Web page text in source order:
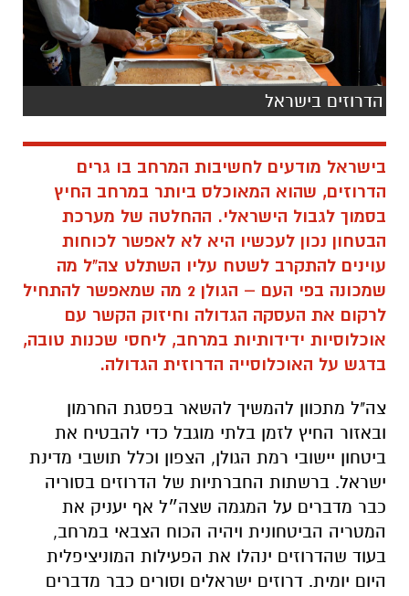
הדרוזים בישראל
בישראל מודעים לחשיבות המרחב בו גרים
הדרוזים, שהוא המאוכלס ביותר במרחב החיץ
בסמוך לגבול הישראלי. ההחלטה של מערכת
הבטחון נכון לעכשיו היא לא לאפשר לכוחות
עוינים להתקרב לשטח עליו השתלט צה"ל מה
שמכונה בפי העם – הגולן 2 מה שמאפשר להתחיל
לרקום את העסקה הגדולה וחיזוק הקשר עם
אוכלוסיות ידידותיות במרחב, ליחסי שכנות טובה,
בדגש על האוכלוסייה הדרוזית הגדולה.
צה"ל מתכוון להמשיך להשאר בפסגת החרמון
ובאזור החיץ לזמן בלתי מוגבל כדי להבטיח את
ביטחון יישובי רמת הגולן, הצפון וכלל תושבי מדינת
ישראל. ברשתות החברתיות של הדרוזים בסוריה
כבר מדברים על המגמה שצה״ל אף יעניק את
המטריה הביטחונית ויהיה הכוח הצבאי במרחב,
בעוד שהדרוזים ינהלו את הפעילות המוניציפלית
היום יומית. דרוזים ישראלים וסורים כבר מדברים